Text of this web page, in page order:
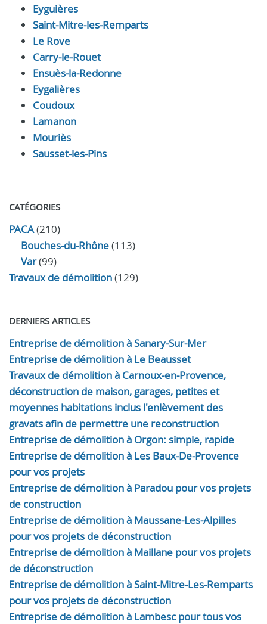
Eyguières
Saint-Mitre-les-Remparts
Le Rove
Carry-le-Rouet
Ensuès-la-Redonne
Eygalières
Coudoux
Lamanon
Mouriès
Sausset-les-Pins
CATÉGORIES
PACA(210)
Bouches-du-Rhône(113)
Var(99)
Travaux de démolition(129)
DERNIERS ARTICLES
Entreprise de démolition à Sanary-Sur-Mer
Entreprise de démolition à Le Beausset
Travaux de démolition à Carnoux-en-Provence,
déconstruction de maison, garages, petites et
moyennes habitations inclus l'enlèvement des
gravats afin de permettre une reconstruction
Entreprise de démolition à Orgon: simple, rapide
Entreprise de démolition à Les Baux-De-Provence
pour vos projets
Entreprise de démolition à Paradou pour vos projets
de construction
Entreprise de démolition à Maussane-Les-Alpilles
pour vos projets de déconstruction
Entreprise de démolition à Maillane pour vos projets
de déconstruction
Entreprise de démolition à Saint-Mitre-Les-Remparts
pour vos projets de déconstruction
Entreprise de démolition à Lambesc pour tous vos